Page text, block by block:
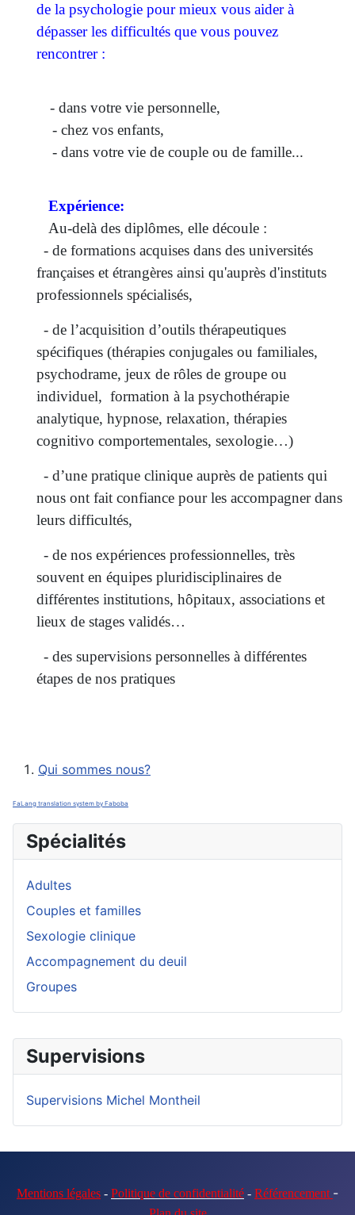
Supervisions
Supervisions Michel Montheil
de la psychologie pour mieux vous aider à
dépasser les difficultés que vous pouvez
rencontrer :
- dans votre vie personnelle,
- chez vos enfants,
- dans votre vie de couple ou de famille...
Expérience:
Au-delà des diplômes, elle découle :
- de formations acquises dans des universités
françaises et étrangères ainsi qu'auprès d'instituts
professionnels spécialisés,
- de l’acquisition d’outils thérapeutiques
spécifiques (thérapies conjugales ou familiales,
psychodrame, jeux de rôles de groupe ou
individuel, formation à la psychothérapie
analytique, hypnose, relaxation, thérapies
cognitivo comportementales, sexologie…)
- d’une pratique clinique auprès de patients qui
nous ont fait confiance pour les accompagner dans
leurs difficultés,
- de nos expériences professionnelles, très
souvent en équipes pluridisciplinaires de
différentes institutions, hôpitaux, associations et
lieux de stages validés…
- des supervisions personnelles à différentes
étapes de nos pratiques
Qui sommes nous?
FaLang translation system by Faboba
Spécialités
Adultes
Couples et familles
Sexologie clinique
Accompagnement du deuil
Groupes
Mentions légales - Politique de confidentialité - Référencement -